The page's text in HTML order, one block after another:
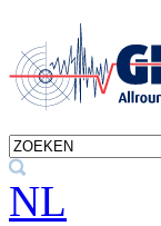
NL